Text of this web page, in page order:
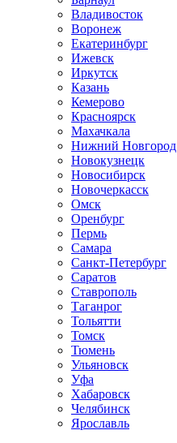
Владивосток
Воронеж
Екатеринбург
Ижевск
Иркутск
Казань
Кемерово
Красноярск
Махачкала
Нижний Новгород
Новокузнецк
Новосибирск
Новочеркаcск
Омск
Оренбург
Пермь
Самара
Санкт-Петербург
Саратов
Ставрополь
Таганрог
Тольятти
Томск
Тюмень
Ульяновск
Уфа
Хабаровск
Челябинск
Ярославль